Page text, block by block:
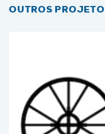
OUTROS